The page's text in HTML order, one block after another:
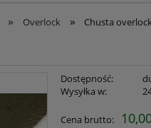
» Overlock » Chusta
Dostępność:
Wysyłka w:
Cena brutto: